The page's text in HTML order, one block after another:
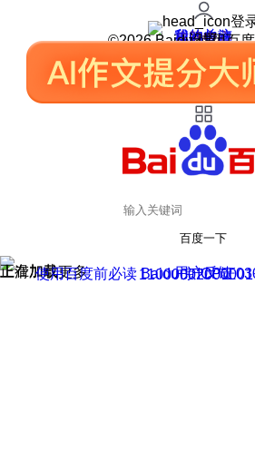
登
我的关注
我的收藏
皮肤中心
用户反馈
设置
©2026 Baidu 使用百
百度一下
正在加载
上滑加载更多 用户反馈
使用百度前必读 Baidu 京ICP证
京公网安备